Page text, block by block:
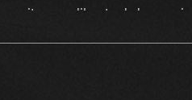
una libertad de
remotas al aire libre